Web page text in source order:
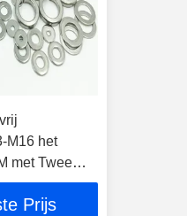
M16 het
met Twee
Prijs